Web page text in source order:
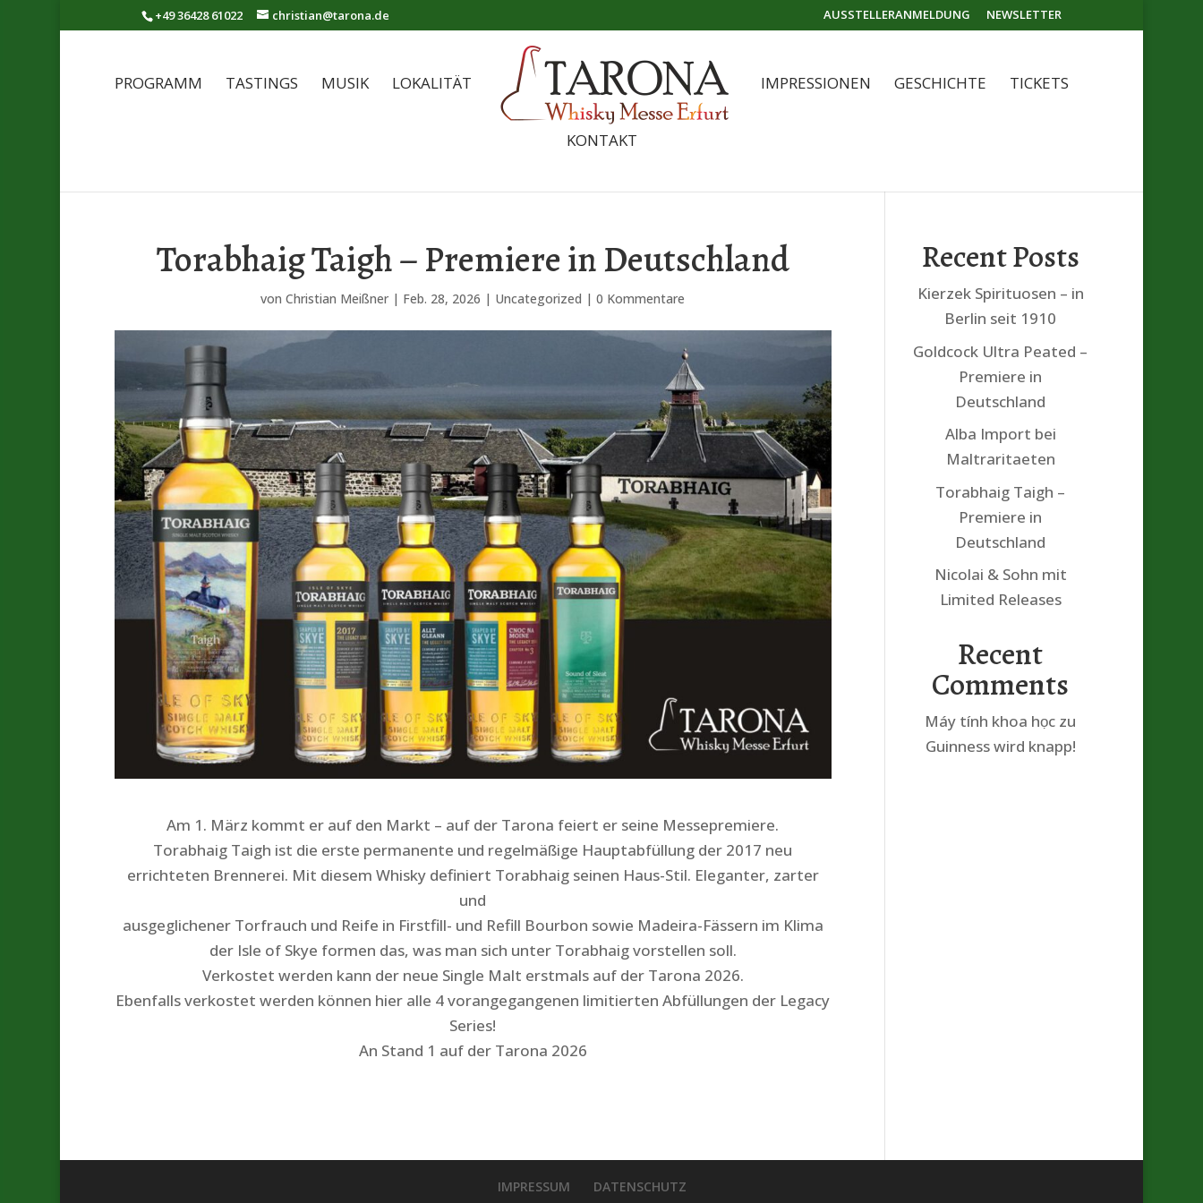
+49 36428 61022 christian@tarona.de AUSSTELLERANMELDUNG NEWSLETTER
PROGRAMM TASTINGS MUSIK LOKALITÄT IMPRESSIONEN GESCHICHTE TICKETS
KONTAKT
Torabhaig Taigh – Premiere in Deutschland
vonChristian Meißner | Feb. 28, 2026 | Uncategorized |0 Kommentare
Am 1. März kommt er auf den Markt – auf der Tarona feiert er seine Messepremiere.
Torabhaig Taigh ist die erste permanente und regelmäßige Hauptabfüllung der 2017 neu
errichteten Brennerei. Mit diesem Whisky definiert Torabhaig seinen Haus-Stil. Eleganter, zarter
und
ausgeglichener Torfrauch und Reife in Firstfill- und Refill Bourbon sowie Madeira-Fässern im Klima
der Isle of Skye formen das, was man sich unter Torabhaig vorstellen soll.
Verkostet werden kann der neue Single Malt erstmals auf der Tarona 2026.
Ebenfalls verkostet werden können hier alle 4 vorangegangenen limitierten Abfüllungen der Legacy
Series!
An Stand 1 auf der Tarona 2026
Recent Posts
Kierzek Spirituosen – in
Berlin seit 1910
Goldcock Ultra Peated –
Premiere in
Deutschland
Alba Import bei
Maltraritaeten
Torabhaig Taigh –
Premiere in
Deutschland
Nicolai & Sohn mit
Limited Releases
Recent
Comments
Máy tính khoa học zu
Guinness wird knapp!
IMPRESSUM DATENSCHUTZ